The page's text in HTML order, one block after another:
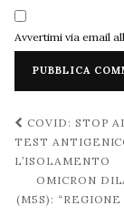
Avvertimi via email
post
COVID: STOP
TEST
L’ISOLAMENTO
OMICRON
(M5S):